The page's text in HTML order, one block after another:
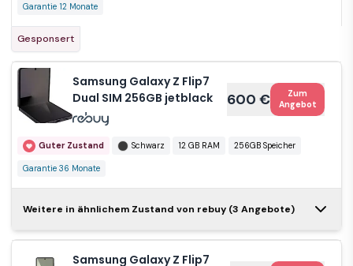
Garantie 12 Monate
Gesponsert
Samsung Galaxy Z Flip7
Dual SIM 256GB jetblack
600 €
Zum
Angebot
Guter Zustand Schwarz 12 GB RAM 256GB Speicher
Garantie 36 Monate
Samsung
Flip7 Dual
SIM 256GB
Weitere in ähnlichem Zustand von rebuy (3 Angebote)
Samsung Galaxy Z Flip7